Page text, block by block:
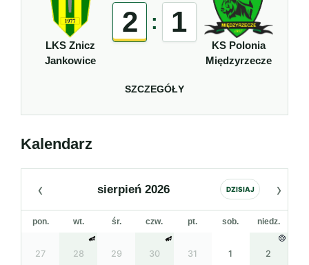
LKS Znicz
Jankowice
2 : 1
KS Polonia
Międzyrzecze
SZCZEGÓŁY
Kalendarz
‹ sierpień 2026 DZISIAJ ›
pon. wt. śr. czw. pt. sob. niedz.
27 28 29 30 31 1 2